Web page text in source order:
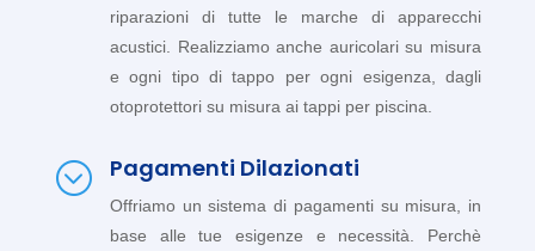
riparazioni di tutte le marche di apparecchi
acustici. Realizziamo anche auricolari su misura
e ogni tipo di tappo per ogni esigenza, dagli
otoprotettori su misura ai tappi per piscina.
; Pagamenti Dilazionati
Offriamo un sistema di pagamenti su misura, in
base alle tue esigenze e necessità. Perchè